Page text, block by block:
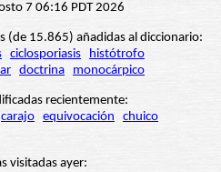
7 06:16 PDT 2026
(de 15.865) añadidas al diccionario:
ciclosporiasis
histótrofo
doctrina monocárpico
recientemente:
carajo equivocación
chuico
visitadas ayer: